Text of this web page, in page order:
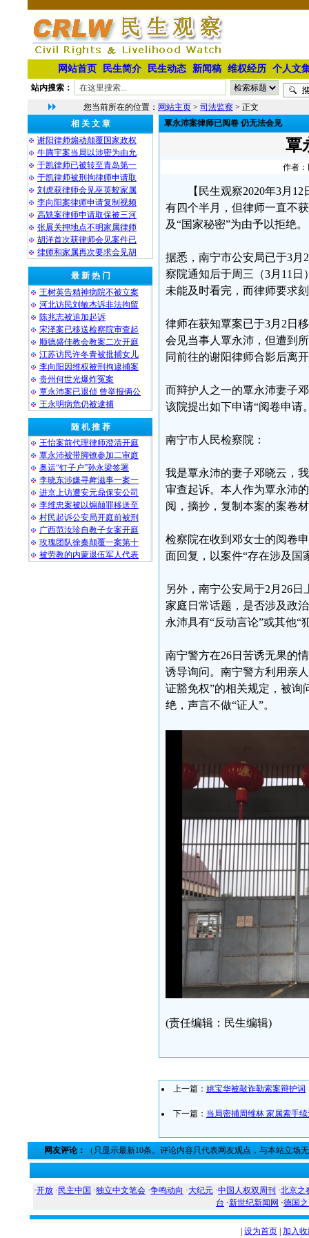
网站首页 民生简介 民生动态 新闻稿 维权经历 个人文
站内搜索：
您当前所在的位置： 网站主页 > 司法监察 > 正文
相 关 文 章
谢阳律师煽动颠覆国家政权
牛腾宇案当局以涉密为由允
于凯律师已被转至青岛第一
于凯律师被刑拘律师申请取
刘虎获律师会见巫英蛟家属
李向阳案律师申请复制视频
高兟案律师申请取保被三河
张展关押地点不明家属律师
胡洋首次获律师会见案件已
律师和家属再次要求会见胡
最 新 热 门
王树英告精神病院不被立案
河北访民刘敏杰诉非法拘留
陈兆志被追加起诉
宋泽案已移送检察院审查起
顺德盛佳教会教案二次开庭
江苏访民许冬青被批捕女儿
李向阳因维权被刑拘逮捕案
贵州何世光爆炸冤案
覃永沛案已退侦 曾举报俩公
王永明病危仍被逮捕
随 机 推 荐
王怡案前代理律师澄清开庭
覃永沛被带脚镣参加二审庭
奥运“钉子户”孙永梁签署
李晓东涉嫌寻衅滋事一案一
进京上访遭安元鼎保安公司
李维忠案被以煽颠罪移送至
村民起诉公安局开庭前被刑
广西范汝珍自教子女案开庭
玫瑰团队徐秦颠覆一案第十
被劳教的内蒙退伍军人代表
覃永沛案律师已阅卷 仍无法会见
覃
作者：
【民生观察2020年3月
有四个半月，但律师一直不
及“国家秘密”为由予以拒绝。
据悉，南宁市公安局已于3月
察院通知后于周三（3月11
未能及时看完，而律师要求
律师在获知覃案已于3月2日
会见当事人覃永沛，但遭到
同前往的谢阳律师合影后离
而辩护人之一的覃永沛妻子
该院提出如下申请“阅卷申请
南宁市人民检察院：
我是覃永沛的妻子邓晓云，
审查起诉。本人作为覃永沛
阅，摘抄，复制本案的案卷
检察院在收到邓女士的阅卷
面回复，以案件“存在涉及国
另外，南宁公安局于2月26
家庭日常话题，是否涉及政
永沛具有“反动言论”或其他“
南宁警方在26日苦诱无果的
诱导询问。南宁警方利用亲
证豁免权”的相关规定，被询
绝，声言不做“证人”。
(责任编辑：民生编辑)
上一篇： 姚宝华被敲诈勒索案辩护词
下一篇： 当局密捕周维林 家属索手
网友评论： （只显示最新10条。评论内容只代表网友观点，与本站立场
·开放 · 民主中国 ·独立中文笔会 ·争鸣动向 ·大纪元 ·中国人权双周刊 ·北京之
台 ·新世纪新闻网 ·德国
设为首页 加入